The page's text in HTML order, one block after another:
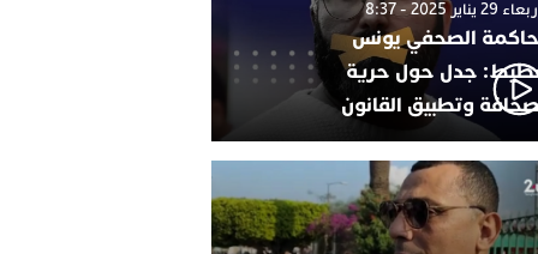
يناير 2025 - 8:37
الصحفي يونس
جدل حول حرية
وتطبيق القانون